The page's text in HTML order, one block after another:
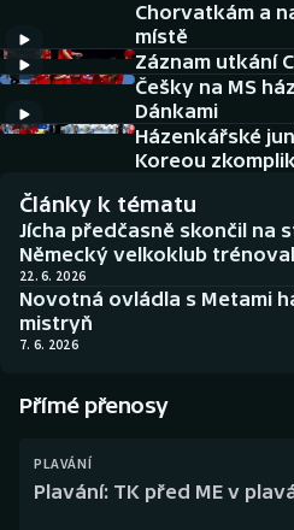
DALŠÍ SPORTY
Americký fotbal
Baseball a softbal
Basketbal
Biatlon
Curling
NEPŘEHLÉDNĚTE
Soutěže
Historické návraty
Aplikace ČT sport
Chorvatkám a
místě
Záznam utkání
Češky na MS
Dánkami
Házenkářské
Koreou
Články k tématu
Jícha předčasně skončil na
Německý velkoklub
22. 6. 2026
Novotná ovládla s Metami
mistryň
7. 6. 2026
Přímé přenosy
PLAVÁNÍ
Plavání: TK před ME v